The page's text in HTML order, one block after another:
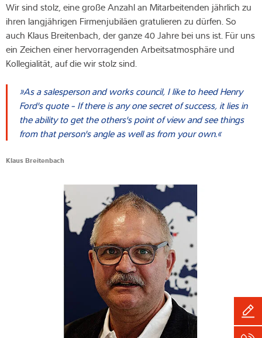
Wir sind stolz, eine große Anzahl an Mitarbeitenden jährlich zu
ihren langjährigen Firmenjubiläen gratulieren zu dürfen. So
auch Klaus Breitenbach, der ganze 40 Jahre bei uns ist. Für uns
ein Zeichen einer hervorragenden Arbeitsatmosphäre und
Kollegialität, auf die wir stolz sind.
As a salesperson and works council, I like to heed Henry
Ford's quote - If there is any one secret of success, it lies in
the ability to get the others's point of view and see things
from that person's angle as well as from your own.
Klaus Breitenbach